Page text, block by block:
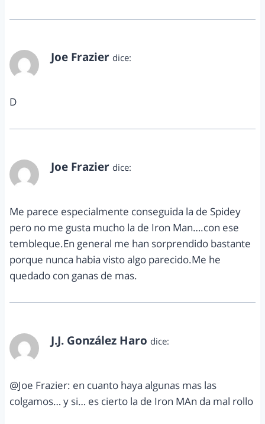
Joe Frazier dice:
D
Joe Frazier dice:
Me parece especialmente conseguida la de Spidey
pero no me gusta mucho la de Iron Man….con ese
tembleque.En general me han sorprendido bastante
porque nunca habia visto algo parecido.Me he
quedado con ganas de mas.
J.J. González Haro dice:
@Joe Frazier: en cuanto haya algunas mas las
colgamos… y si… es cierto la de Iron MAn da mal rollo